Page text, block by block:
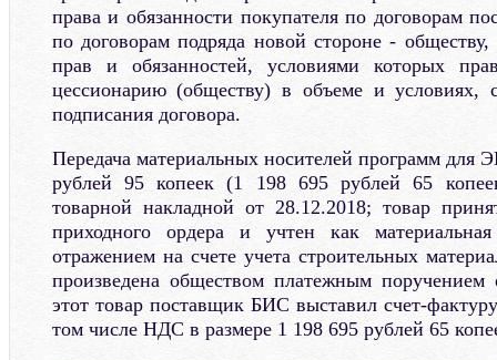
права и обязанности покупателя по договорам
по договорам подряда новой стороне -
прав и обязанностей, условиями которых
цессионарию (обществу) в объеме и условиях,
подписания договора.
Передача материальных носителей программ для
рублей 95 копеек (1 198 695 рублей 65
товарной накладной от 28.12.2018; товар
приходного ордера и учтен как
отражением на счете учета строительных
произведена обществом платежным
этот товар поставщик БИС выставил счет-
том числе НДС в размере 1 198 695 рублей 65